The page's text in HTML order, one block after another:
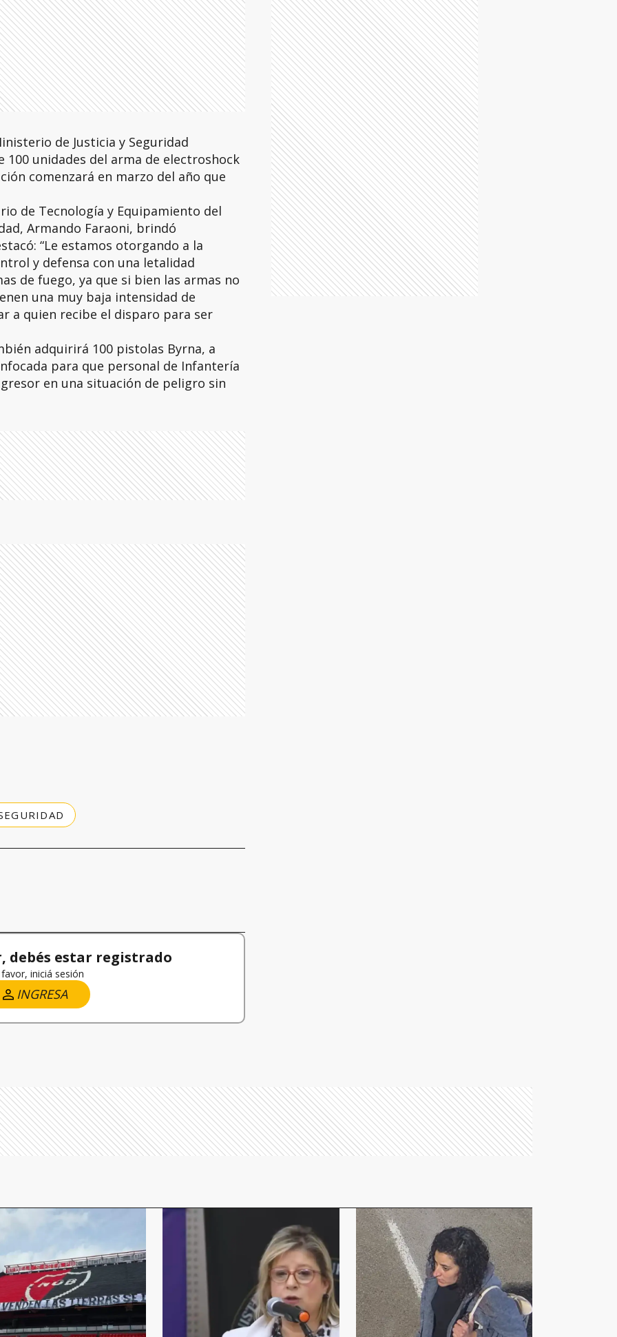
de Justicia y Seguridad
unidades del arma de electroshock
comenzará en marzo del año que
de Tecnología y Equipamiento del
Armando Faraoni, brindó
“Le estamos otorgando a la
y defensa con una letalidad
de fuego, ya que si bien las armas no
una muy baja intensidad de
a quien recibe el disparo para ser
adquirirá 100 pistolas Byrna, a
para que personal de Infantería
en una situación de peligro sin
debés estar registrado
iniciá sesión
INGRESA